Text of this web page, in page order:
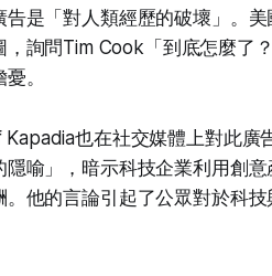
是「對人類經歷的破壞」。
詢問Tim Cook「到底怎麼了
。
也在社交媒體上對此廣
喻」，暗示科技企業利用創
他的言論引起了公眾對於科